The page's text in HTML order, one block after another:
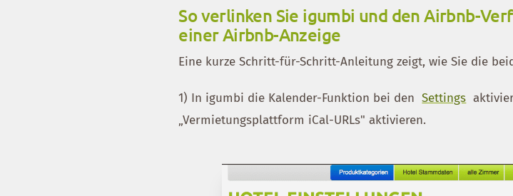
So verlinken Sie igumbi und den Airbnb-
einer Airbnb-Anzeige
Eine kurze Schritt-für-Schritt-Anleitung zeigt, wie Sie die
1) In igumbi die Kalender-Funktion bei den Settings
„Vermietungsplattform iCal-URLs" aktivieren.